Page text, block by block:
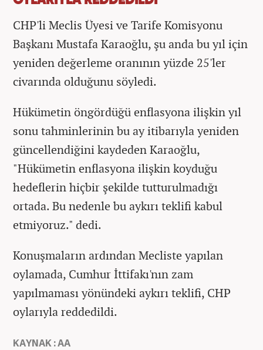
CHP'li Meclis Üyesi ve Tarife Komisyonu
Başkanı Mustafa Karaoğlu, şu anda bu yıl için
yeniden değerleme oranının yüzde 25'ler
civarında olduğunu söyledi.
Hükümetin öngördüğü enflasyona ilişkin yıl
sonu tahminlerinin bu ay itibarıyla yeniden
güncellendiğini kaydeden Karaoğlu,
"Hükümetin enflasyona ilişkin koyduğu
hedeflerin hiçbir şekilde tutturulmadığı
ortada. Bu nedenle bu aykırı teklifi kabul
etmiyoruz." dedi.
Konuşmaların ardından Mecliste yapılan
oylamada, Cumhur İttifakı'nın zam
yapılmaması yönündeki aykırı teklifi, CHP
oylarıyla reddedildi.
KAYNAK : AA